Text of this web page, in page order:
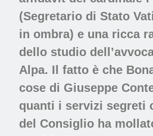
(Segretario di Stato
in ombra) e una ricca
dello studio
Alpa. Il fatto è che
cose di Giuseppe
quanti i servizi segreti
del Consiglio ha